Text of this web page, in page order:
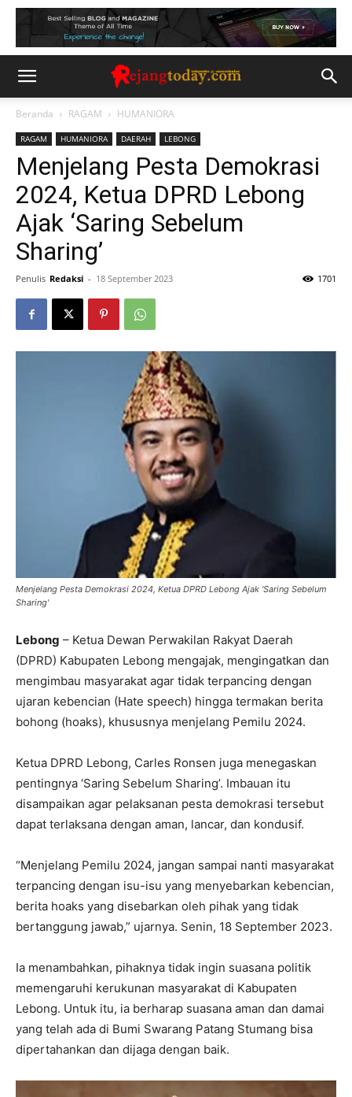
Beranda RAGAM HUMANIORA
RAGAM HUMANIORA DAERAH LEBONG
Menjelang Pesta Demokrasi
2024, Ketua DPRD Lebong
Ajak ‘Saring Sebelum
Sharing’
Penulis Redaksi - 18 September 2023 1701
Menjelang Pesta Demokrasi 2024, Ketua DPRD Lebong Ajak 'Saring Sebelum
Sharing'
Lebong – Ketua Dewan Perwakilan Rakyat Daerah
(DPRD) Kabupaten Lebong mengajak, mengingatkan dan
mengimbau masyarakat agar tidak terpancing dengan
ujaran kebencian (Hate speech) hingga termakan berita
bohong (hoaks), khususnya menjelang Pemilu 2024.
Ketua DPRD Lebong, Carles Ronsen juga menegaskan
pentingnya ‘Saring Sebelum Sharing’. Imbauan itu
disampaikan agar pelaksanan pesta demokrasi tersebut
dapat terlaksana dengan aman, lancar, dan kondusif.
“Menjelang Pemilu 2024, jangan sampai nanti masyarakat
terpancing dengan isu-isu yang menyebarkan kebencian,
berita hoaks yang disebarkan oleh pihak yang tidak
bertanggung jawab,” ujarnya. Senin, 18 September 2023.
Ia menambahkan, pihaknya tidak ingin suasana politik
memengaruhi kerukunan masyarakat di Kabupaten
Lebong. Untuk itu, ia berharap suasana aman dan damai
yang telah ada di Bumi Swarang Patang Stumang bisa
dipertahankan dan dijaga dengan baik.